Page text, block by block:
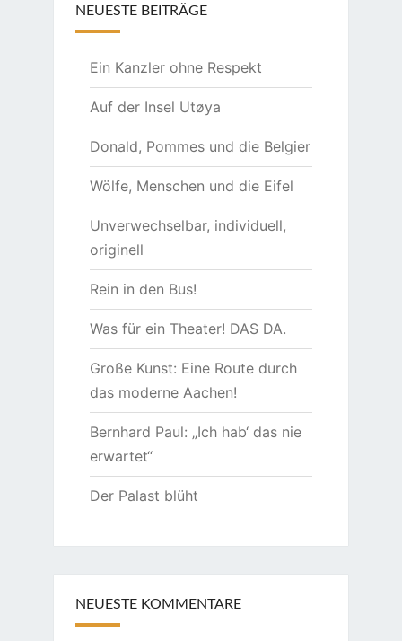
NEUESTE BEITRÄGE
Ein Kanzler ohne Respekt
Auf der Insel Utøya
Donald, Pommes und die Belgier
Wölfe, Menschen und die Eifel
Unverwechselbar, individuell,
originell
Rein in den Bus!
Was für ein Theater! DAS DA.
Große Kunst: Eine Route durch
das moderne Aachen!
Bernhard Paul: „Ich hab‘ das nie
erwartet“
Der Palast blüht
NEUESTE KOMMENTARE